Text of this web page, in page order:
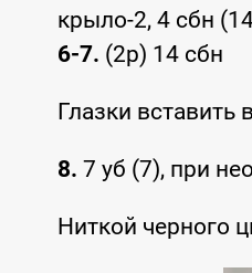
крыло-2, 4 сбн
6-7. (2р) 14 сбн
Глазки вставить
8. 7 уб (7), при
Ниткой черного